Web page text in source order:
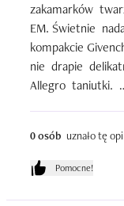
zakamarków
EM. Świetnie
kompakcie
nie  drapie
Allegro  taniutki.
Ilość zużytych
0 osób uznało tę
Pomocne!